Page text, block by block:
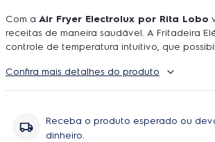
Com a Air Fryer Electrolux por Rita Lobo
receitas de maneira saudável. A Fritadeira Elétrica conta com
controle de temperatura intuitivo, que
estejam sempre no ponto, além de reduzir até
e até 90% de gordura². EssaAir Fryer
está pronta, permitindo fazer outras tarefas
perder o ponto. A limpeza da parte interna é fácil, pois o cesto
Confira mais detalhes do produto
Receba o produto esperado ou
dinheiro.